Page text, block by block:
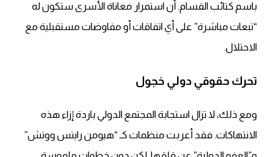
باسم كتائب القسام. أن استمرار معاناة الأسرى ستكون له
“تبعات مباشرة” على أي اتفاقات أو مفاوضات مستقبلية مع
الاحتلال.
تحرك حقوقي دولي خجول
ومع ذلك، لا تزال استجابة المجتمع الدولي باردة إزاء هذه
الانتهاكات. فقد أعربت منظمات كـ “هيومن رايتس ووتش”